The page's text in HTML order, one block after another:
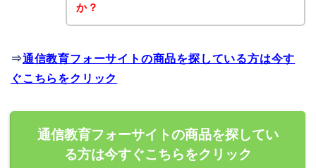
か？
⇒通信教育フォーサイトの商品を探している方は今す
ぐこちらをクリック
通信教育フォーサイトの商品を探してい
る方は今すぐこちらをクリック